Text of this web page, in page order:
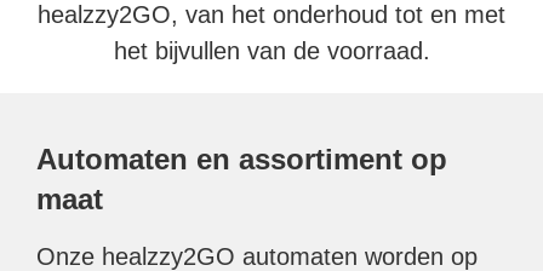
healzzy2GO, van het onderhoud tot en met
het bijvullen van de voorraad.
Automaten en assortiment op
maat
Onze healzzy2GO automaten worden op